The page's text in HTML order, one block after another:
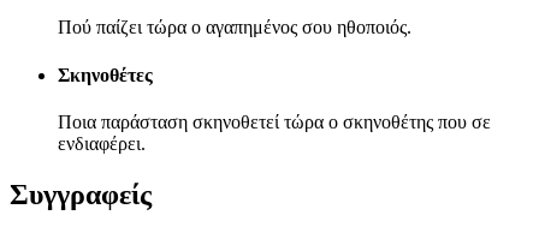
Πού παίζει τώρα ο αγαπημένος σου ηθοποιός.
Σκηνοθέτες
Ποια παράσταση σκηνοθετεί τώρα ο σκηνοθέτης που σε
ενδιαφέρει.
Συγγραφείς